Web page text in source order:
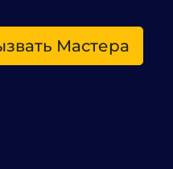
Мастера